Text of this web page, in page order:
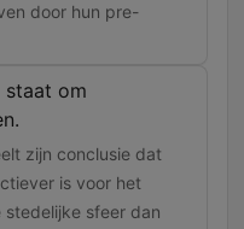
door hun pre-
staat om
zijn conclusie dat
is voor het
sfeer dan